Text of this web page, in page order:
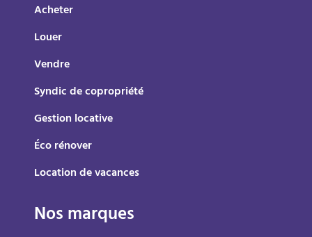
Acheter
Louer
Vendre
Syndic de copropriété
Gestion locative
Éco rénover
Location de vacances
Nos marques